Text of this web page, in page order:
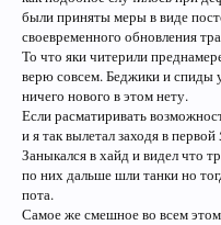
были приняты меры в виде
своевременного обновления
То что яки читерили
верю совсем. Беджики и
ничего нового в этом нету.
Если расматиривать
и я так вылетал заходя в
Заныкался в хайд и видел что
по них дальше шли танки но
пота.
Самое же смешное во всем